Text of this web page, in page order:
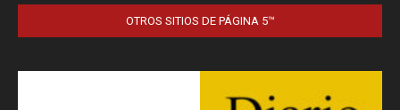
OTROS SITIOS DE PÁGINA 5™